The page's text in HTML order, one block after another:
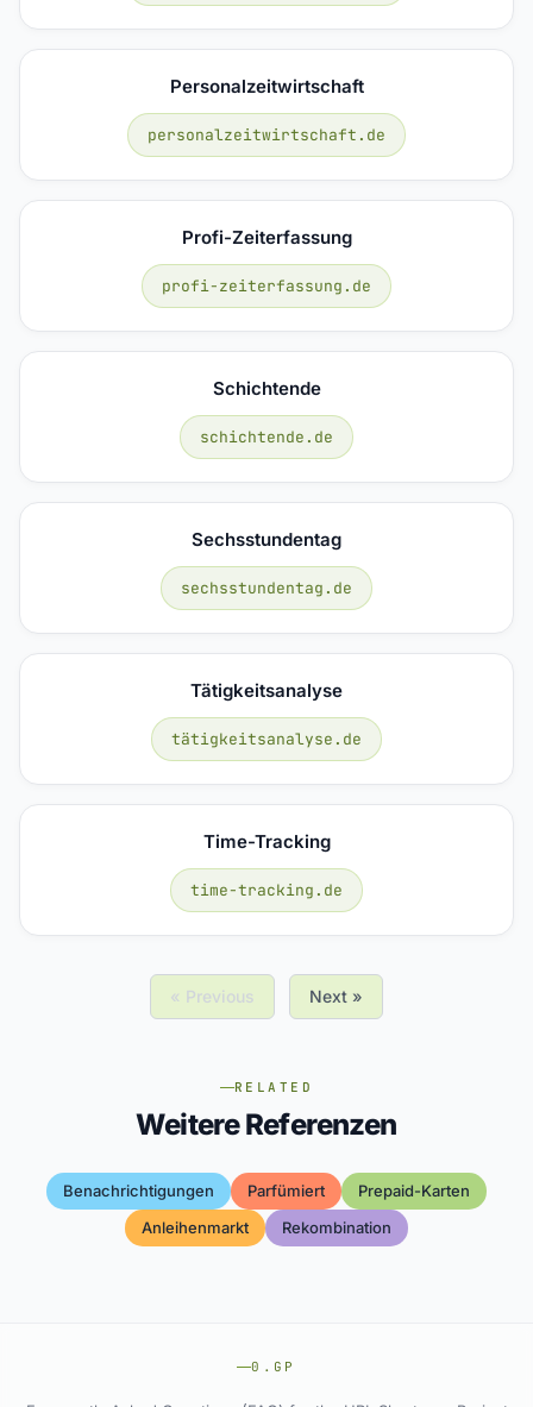
Personalzeitwirtschaft
personalzeitwirtschaft.de
Profi-Zeiterfassung
profi-zeiterfassung.de
Schichtende
schichtende.de
Sechsstundentag
sechsstundentag.de
Tätigkeitsanalyse
tätigkeitsanalyse.de
Time-Tracking
time-tracking.de
« Previous Next »
RELATED
Weitere Referenzen
Benachrichtigungen Parfümiert
Prepaid-Karten
Anleihenmarkt
Rekombination
0.GP